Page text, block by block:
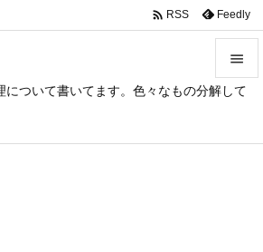
について書いてます。色々なもの分解して



 RSS Feedly